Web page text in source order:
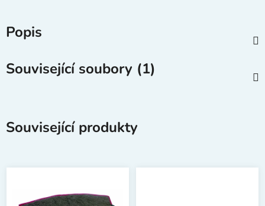
Popis
Související soubory (1)
Související produkty